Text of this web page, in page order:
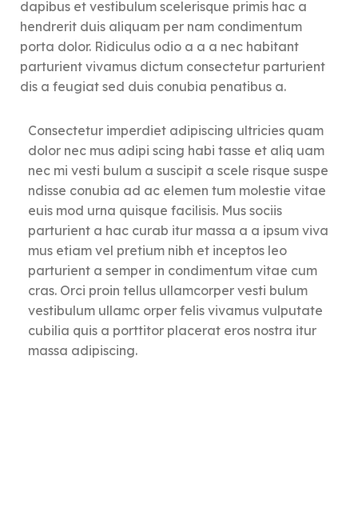
dapibus et vestibulum scelerisque primis hac a
hendrerit duis aliquam per nam condimentum
porta dolor. Ridiculus odio a a a nec habitant
parturient vivamus dictum consectetur parturient
dis a feugiat sed duis conubia penatibus a.
Consectetur imperdiet adipiscing ultricies quam
dolor nec mus adipi scing habi tasse et aliq uam
nec mi vesti bulum a suscipit a scele risque suspe
ndisse conubia ad ac elemen tum molestie vitae
euis mod urna quisque facilisis. Mus sociis
parturient a hac curab itur massa a a ipsum viva
mus etiam vel pretium nibh et inceptos leo
parturient a semper in condimentum vitae cum
cras. Orci proin tellus ullamcorper vesti bulum
vestibulum ullamc orper felis vivamus vulputate
cubilia quis a porttitor placerat eros nostra itur
massa adipiscing.